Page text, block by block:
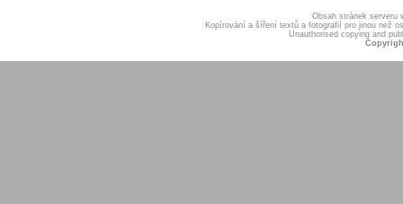
Obsah stránek serveru
Kopírování a šíření textů a fotografií pro jinou než
Unauthorised copying and